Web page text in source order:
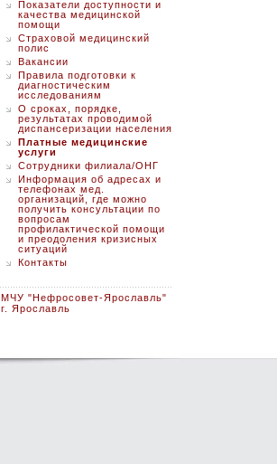
Показатели доступности и
качества медицинской
помощи
Страховой медицинский
полис
Вакансии
Правила подготовки к
диагностическим
исследованиям
О сроках, порядке,
результатах проводимой
диспансеризации населения
Платные медицинские
услуги
Сотрудники филиала/ОНГ
Информация об адресах и
телефонах мед.
организаций, где можно
получить консультации по
вопросам
профилактической помощи
и преодоления кризисных
ситуаций
Контакты
МЧУ "Нефросовет-Ярославль"
г. Ярославль